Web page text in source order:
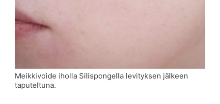
Meikkivoide iholla Silispongella levityksen jälkeen
taputeltuna.